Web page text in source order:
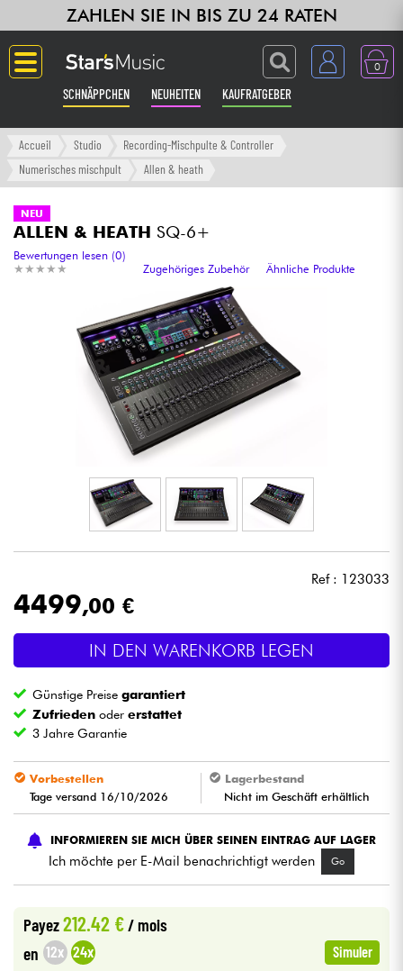
ZAHLEN SIE IN BIS ZU 24 RATEN
0
SCHNÄPPCHEN NEUHEITEN KAUFRATGEBER
Langue
Verstärker & Effekte
Klaviere & Piano
Synths & samplers
Studio
Kopfhörer
Licht
Drums
Blasinstrumente
Kinder
Bundle
Accueil Studio
Recording-Mischpulte & Controller
Numerisches mischpult
Allen & heath
NEU
ALLEN & HEATH SQ-6+
★ ★ ★ ★ ★
★ ★ ★ ★ ★
Bewertungen lesen (0)
Zugehöriges Zubehör
Ähnliche Produkte
Ref : 123033
4499,00 €
IN DEN WARENKORB LEGEN
Günstige Preisegarantiert
Zufrieden odererstattet
3 Jahre Garantie
Vorbestellen
Tage versand 16/10/2026
Lagerbestand
Nicht im Geschäft erhältlich
INFORMIEREN SIE MICH ÜBER SEINEN EINTRAG AUF LAGER
Ich möchte per E-Mail benachrichtigt werden Go
Payez212.42 €/ mois
en 12x 24x Simuler